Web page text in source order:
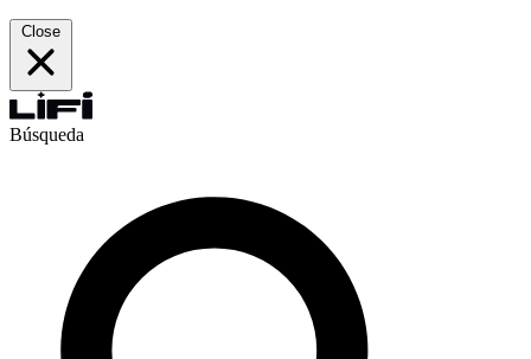
Close
Búsqueda